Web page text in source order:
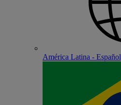
América Latina - Español